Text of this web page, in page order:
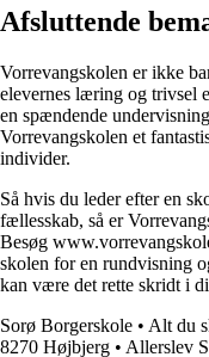
Afsluttende
Vorrevangskolen er ikke
elevernes læring og trivsel
en spændende
Vorrevangskolen et
individer.
Så hvis du leder efter en
fællesskab, så er
Besøg
skolen for en rundvisning
kan være det rette skridt i
Sorø Borgerskole • Alt du
8270 Højbjerg • Allerslev